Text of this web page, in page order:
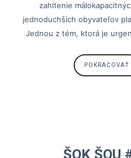
zahltenie
jednoduchších obyvateľov
Jednou z tém, ktorá je
POKRAČOVAŤ
ŠOK ŠOU